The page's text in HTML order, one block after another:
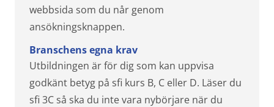
webbsida som du når genom
ansökningsknappen.
Branschens egna krav
Utbildningen är för dig som kan uppvisa
godkänt betyg på sfi kurs B, C eller D. Läser du
sfi 3C så ska du inte vara nybörjare när du